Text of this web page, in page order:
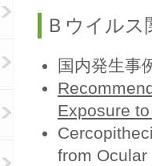
Ｂウイルス
国内発生事
Exposure
from